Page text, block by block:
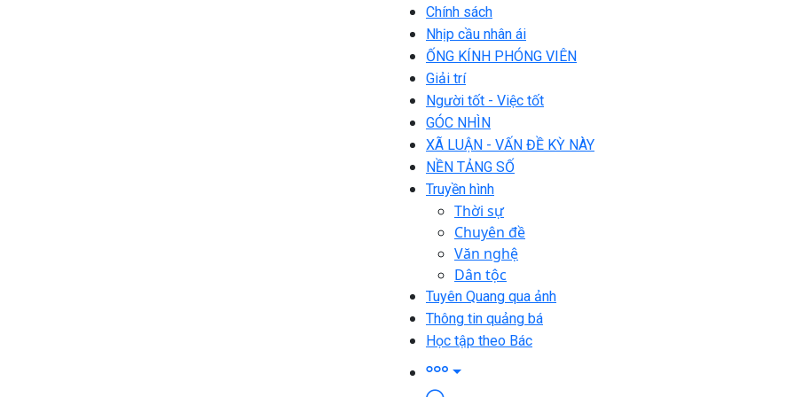
Chính sách
Nhịp cầu nhân ái
ỐNG KÍNH PHÓNG VIÊN
Giải trí
Người tốt - Việc tốt
GÓC NHÌN
XÃ LUẬN - VẤN ĐỀ KỲ NÀY
NỀN TẢNG SỐ
Truyền hình
Thời sự
Chuyên đề
Văn nghệ
Dân tộc
Tuyên Quang qua ảnh
Thông tin quảng bá
Học tập theo Bác